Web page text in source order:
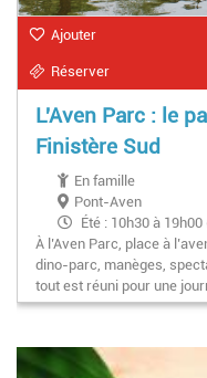
Ajouter
Réserver
L'Aven Parc : le
Finistère Sud
En famille
Pont-Aven
Été : 10h30 à
saison : mercredis,
caisses 16h)
À l’Aven Parc, place à
dino-parc, manèges,
tout est réuni pour une